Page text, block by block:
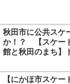
秋田市に公共スケ
か！？ 【スケー
館と秋田のまち】
【にかほ市スケー